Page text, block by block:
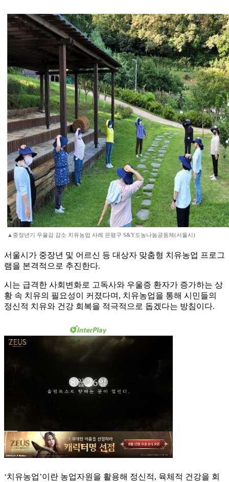
▲중장년기 우울감 감소 치유농업 사례 은평구 S&Y도농나눔공동체(서울시)
서울시가 중장년 및 어르신 등 대상자 맞춤형 치유농업 프로그
램을 본격적으로 추진한다.
시는 급격한 사회변화로 고독사와 우울증 환자가 증가하는 상
황 속 치유의 필요성이 커졌다며, 치유농업을 통해 시민들의
정신적 치유와 건강 회복을 적극적으로 돕겠다는 방침이다.
‘치유농업’이란 농업자원을 활용해 정신적, 육체적 건강을 회